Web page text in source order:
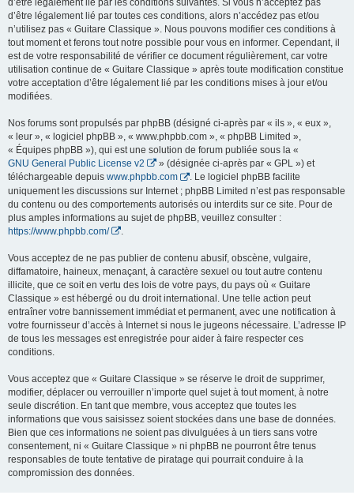
d’être légalement lié par les conditions suivantes. Si vous n’acceptez pas
d’être légalement lié par toutes ces conditions, alors n’accédez pas et/ou
n’utilisez pas « Guitare Classique ». Nous pouvons modifier ces conditions à
tout moment et ferons tout notre possible pour vous en informer. Cependant, il
est de votre responsabilité de vérifier ce document régulièrement, car votre
utilisation continue de « Guitare Classique » après toute modification constitue
votre acceptation d’être légalement lié par les conditions mises à jour et/ou
modifiées.
Nos forums sont propulsés par phpBB (désigné ci-après par « ils », « eux »,
« leur », « logiciel phpBB », « www.phpbb.com », « phpBB Limited »,
« Équipes phpBB »), qui est une solution de forum publiée sous la «
GNU General Public License v2
» (désignée ci-après par « GPL ») et
téléchargeable depuis www.phpbb.com
. Le logiciel phpBB facilite
uniquement les discussions sur Internet ; phpBB Limited n’est pas responsable
du contenu ou des comportements autorisés ou interdits sur ce site. Pour de
plus amples informations au sujet de phpBB, veuillez consulter :
https://www.phpbb.com/
Vous acceptez de ne pas publier de contenu abusif, obscène, vulgaire,
diffamatoire, haineux, menaçant, à caractère sexuel ou tout autre contenu
illicite, que ce soit en vertu des lois de votre pays, du pays où « Guitare
Classique » est hébergé ou du droit international. Une telle action peut
entraîner votre bannissement immédiat et permanent, avec une notification à
votre fournisseur d’accès à Internet si nous le jugeons nécessaire. L’adresse IP
de tous les messages est enregistrée pour aider à faire respecter ces
conditions.
Vous acceptez que « Guitare Classique » se réserve le droit de supprimer,
modifier, déplacer ou verrouiller n’importe quel sujet à tout moment, à notre
seule discrétion. En tant que membre, vous acceptez que toutes les
informations que vous saisissez soient stockées dans une base de données.
Bien que ces informations ne soient pas divulguées à un tiers sans votre
consentement, ni « Guitare Classique » ni phpBB ne pourront être tenus
responsables de toute tentative de piratage qui pourrait conduire à la
compromission des données.